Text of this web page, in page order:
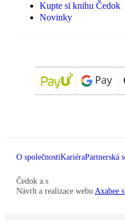
Kupte si knihu Čedok
Novinky
O společnostiKariéraPartnerská
Čedok a.s
Návrh a realizace webu Axabee